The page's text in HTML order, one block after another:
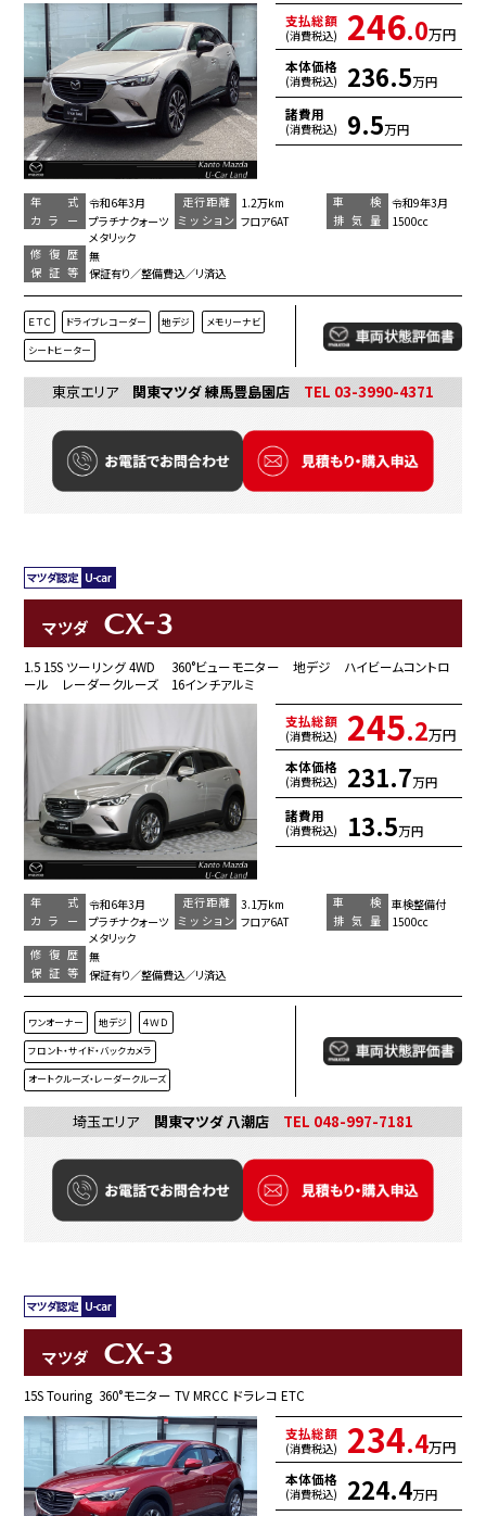
支払総額
(消費税込) 246.0万円
本体価格
(消費税込) 236.5万円
諸費用
(消費税込) 9.5万円
年 式 令和6年3月 走行距離 1.2万km 車 検
令和9年3月
カラー
プラチナクォーツ
メタリック
ミッション フロア6AT 排気量
1500cc
修復歴
無
保証等
保証有り／整備費込／リ済込
ＥＴＣ ドライブレコーダー 地デジ メモリーナビ
シートヒーター
東京エリア 関東マツダ 練馬豊島園店 TEL 03-3990-4371
マツダ CX-3
1.5 15S ツーリング 4WD 360°ビューモニター 地デジ ハイビームコントロ
ール レーダークルーズ 16インチアルミ
支払総額
(消費税込) 245.2万円
本体価格
(消費税込) 231.7万円
諸費用
(消費税込) 13.5万円
年 式 令和6年3月 走行距離 3.1万km 車 検
車検整備付
カラー
プラチナクォーツ
メタリック
ミッション フロア6AT 排気量
1500cc
修復歴
無
保証等
保証有り／整備費込／リ済込
ワンオーナー 地デジ ４ＷＤ
フロント・サイド・バックカメラ
オートクルーズ・レーダークルーズ
埼玉エリア 関東マツダ 八潮店 TEL 048-997-7181
マツダ CX-3
15S Touring 360°モニター TV MRCC ドラレコ ETC
支払総額
(消費税込) 234.4万円
本体価格
(消費税込) 224.4万円